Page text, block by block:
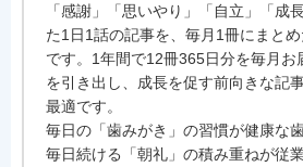
「感謝」「思いやり」「自立」「成
た1日1話の記事を、毎月1冊にまと
です。1年間で12冊365日分を毎月お
を引き出し、成長を促す前向きな記
最適です。
毎日の「歯みがき」の習慣が健康な
毎日続ける「朝礼」の積み重ねが従